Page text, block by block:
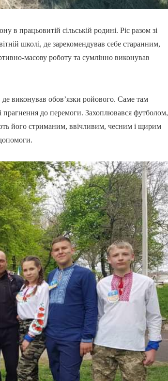
в працьовитій сільській родині. Ріс разом зі
школі, де зарекомендував себе старанним,
масову роботу та сумлінно виконував
виконував обов’язки ройового. Саме там
і прагнення до перемоги. Захоплювався футболом,
його стриманим, ввічливим, чесним і щирим